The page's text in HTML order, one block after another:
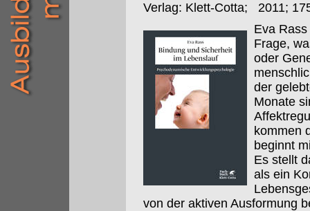
Verlag: Klett-Cotta; 2011;
Eva
Frage,
oder
der
Monate
kommen
beginnt
Es stellt
als ein
von der aktiven Ausformung